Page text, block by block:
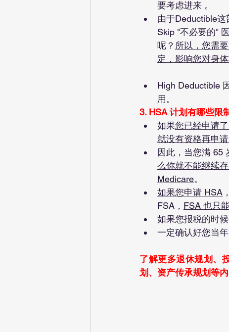
要考虑进来 。
由于Deductible
Skip "不必要的"
呢？ 所以，您需
定，影响您对身体
High Deductible
用。
3. HSA 计划有哪些限
如果您已经申请
就没有资格再申
因此，当您满 65
么你就不能继续
Medicare。
如果您申请 HSA
FSA， FSA 也只
如果您报税的时
一定确认好您当
了解更多退休规划、
划、资产传承规划等内